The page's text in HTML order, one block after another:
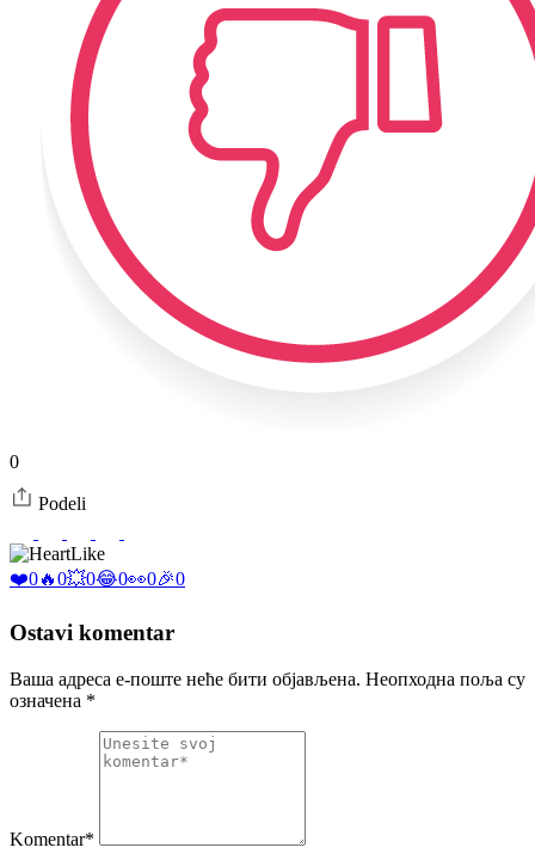
0
Podeli
Like
❤️0🔥0💥0😂0👀0🎉0
Ostavi komentar
Ваша адреса е-поште неће бити објављена. Неопходна поља су
означена *
Komentar*